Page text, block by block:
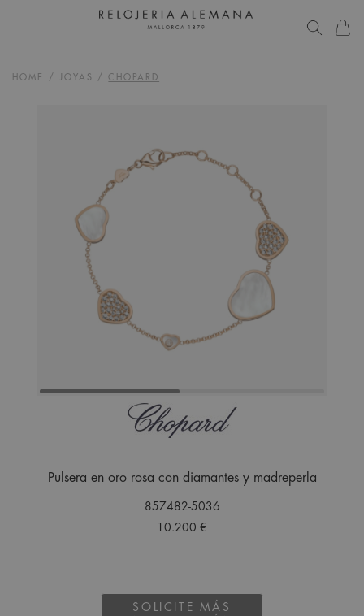
HOME / JOYAS /CHOPARD
Pulsera en oro rosa con diamantes y madreperla
857482-5036
10.200 €
SOLICITE MÁS